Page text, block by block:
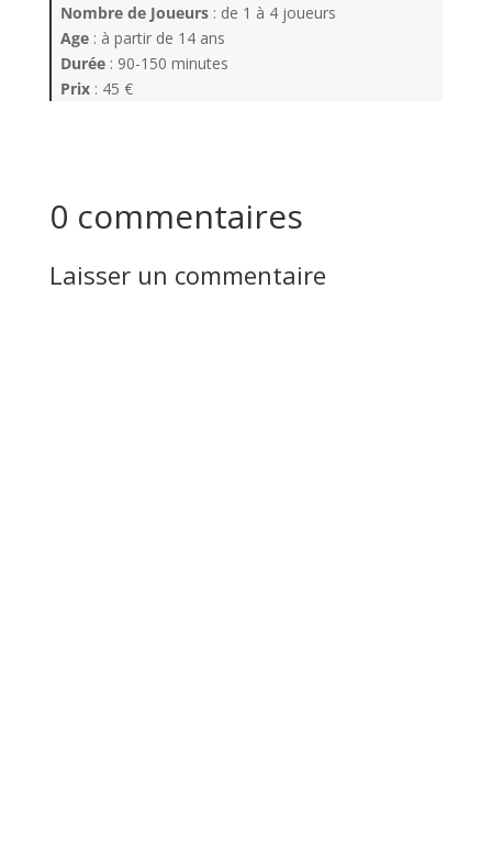
Nombre de Joueurs: de 1 à 4 joueurs
Age: à partir de 14 ans
Durée: 90-150 minutes
Prix: 45 €
0 commentaires
Laisser un commentaire